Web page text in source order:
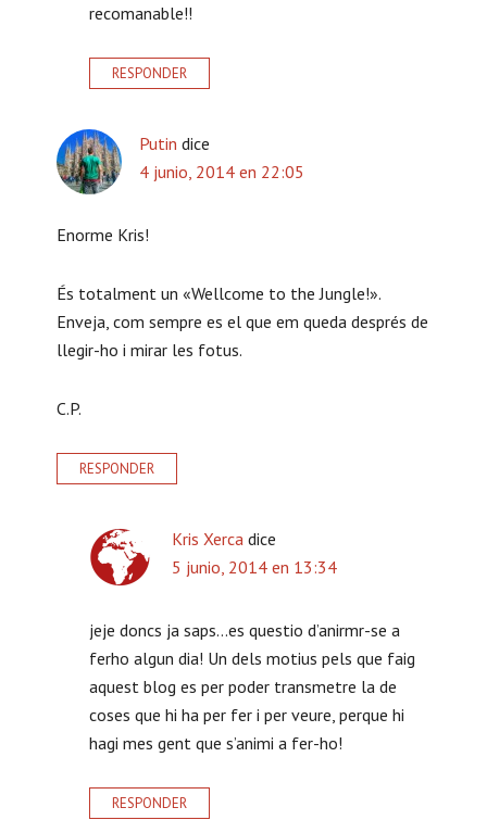
recomanable!!
RESPONDER
Putin dice
4 junio, 2014 en 22:05
Enorme Kris!
És totalment un «Wellcome to the Jungle!».
Enveja, com sempre es el que em queda després de
llegir-ho i mirar les fotus.
C.P.
RESPONDER
Kris Xerca dice
5 junio, 2014 en 13:34
jeje doncs ja saps…es questio d’anirmr-se a
ferho algun dia! Un dels motius pels que faig
aquest blog es per poder transmetre la de
coses que hi ha per fer i per veure, perque hi
hagi mes gent que s’animi a fer-ho!
RESPONDER